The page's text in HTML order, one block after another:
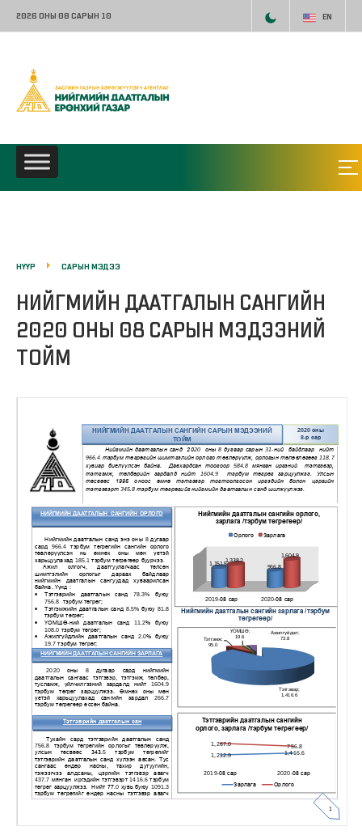
2026 ОНЫ 08 САРЫН 10 EN
НҮҮР САРЫН МЭДЭЭ
НИЙГМИЙН ДААТГАЛЫН САНГИЙН
2020 ОНЫ 08 САРЫН МЭДЭЭНИЙ
ТОЙМ